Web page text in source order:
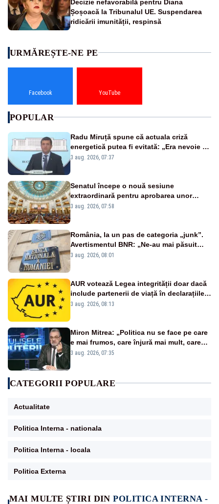
Decizie nefavorabilă pentru Diana
Șoșoacă la Tribunalul UE. Suspendarea
ridicării imunității, respinsă
MAI MULTE ȘTIRI DINPOLITICA INTERNA -
URMĂREȘTE-NE PE
Facebook YouTube
POPULAR
Radu Miruță spune că actuala criză
energetică putea fi evitată: „Era nevoie să
ne facem iarna car și vara sanie”
3 aug. 2026, 07:37
Senatul începe o nouă sesiune
extraordinară pentru aprobarea unor
jaloane din PNRR
3 aug. 2026, 07:58
România, la un pas de categoria „junk”.
Avertismentul BNR: „Ne-au mai păsuit
pentru câteva luni”
3 aug. 2026, 08:01
AUR votează Legea integrității doar dacă
include partenerii de viață în declarațiile
de avere și interese, așa cum a anunțat
trebuie să plece din funcție: fără excepții!
3 aug. 2026, 08:13
Miron Mitrea: „Politica nu se face pe care
e mai frumos, care înjură mai mult, care
țipă mai tare, ci pe proiecte”
3 aug. 2026, 07:35
CATEGORII POPULARE
Actualitate
Politica Interna - nationala
Politica Interna - locala
Politica Externa